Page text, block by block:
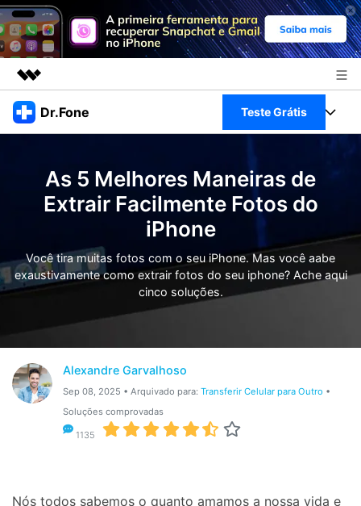
Produtos em destaque
Visão geral
Soluções
Sobre nós
Loja
Dr.Fone Teste Grátis
Veja Toolkit Completo >
Productos
Para Celular
Ver Todos Os Aplicativos
Guia & Suporte
Ações rápidas
Recursos
Gerenciador de dados
Reparar Celular
Proteção do celular
Entrar
As 5 Melhores Maneiras de
Extrair Facilmente Fotos do
iPhone
Você tira muitas fotos com o seu iPhone. Mas você aabe
exaustivamente como extrair fotos do seu iphone? Ache aqui
cinco soluções.
Alexandre Garvalhoso
Sep 08, 2025 • Arquivado para: Transferir Celular para Outro •
Soluções comprovadas
1135
Nós todos sabemos o quanto amamos a nossa vida e